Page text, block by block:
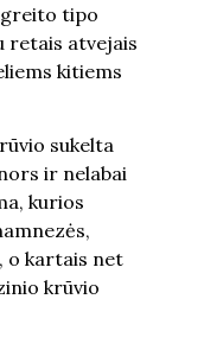
greito tipo
retais atvejais
kitiems
sukelta
ir nelabai
kurios
o kartais net
krūvio